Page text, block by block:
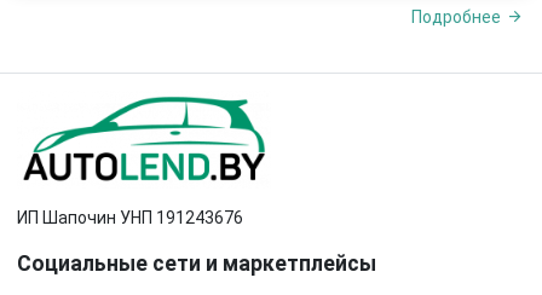
Подробнее
ИП Шапочин УНП 191243676
Социальные сети и маркетплейсы